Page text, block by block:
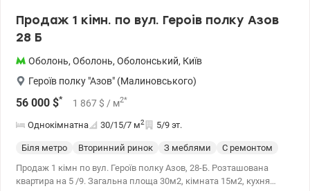
Продаж 1 кімн. по вул. Героів полку Азов
28 Б
Оболонь, Оболонь, Оболонський, Київ
Героїв полку "Азов" (Малиновського)
56 000 $* 1 867 $ / м2*
Однокімнатна 30/15/7 м2 5/9 эт.
Біля метро Вторинний ринок З меблями
С ремонтом
Продаж 1 кімн по вул. Героїв полку Азов, 28-Б. Розташована
квартира на 5 /9. Загальна площа 30м2, кімната 15м2, кухня